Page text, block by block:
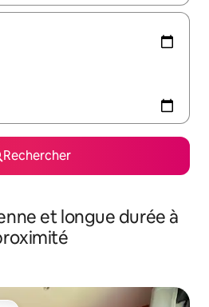
Rechercher
et longue durée à